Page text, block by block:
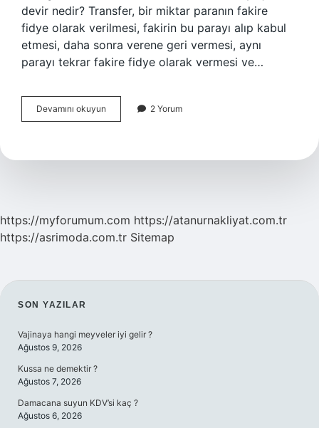
devir nedir? Transfer, bir miktar paranın fakire
fidye olarak verilmesi, fakirin bu parayı alıp kabul
etmesi, daha sonra verene geri vermesi, aynı
parayı tekrar fakire fidye olarak vermesi ve…
Devamını okuyun
Yapmak
2 Yorum
https://myforumum.com https://atanurnakliyat.com.tr
https://asrimoda.com.tr Sitemap
SIDEBAR
SON YAZILAR
Vajinaya hangi meyveler iyi gelir ?
Ağustos 9, 2026
Kussa ne demektir ?
Ağustos 7, 2026
Damacana suyun KDV’si kaç ?
Ağustos 6, 2026